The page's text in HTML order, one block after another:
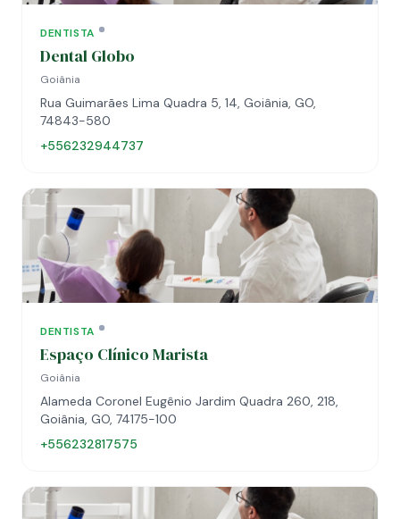
DENTISTA
Dental Globo
Goiânia
Rua Guimarães Lima Quadra 5, 14, Goiânia, GO,
74843-580
+556232944737
DENTISTA
Espaço Clínico Marista
Goiânia
Alameda Coronel Eugênio Jardim Quadra 260, 218,
Goiânia, GO, 74175-100
+556232817575